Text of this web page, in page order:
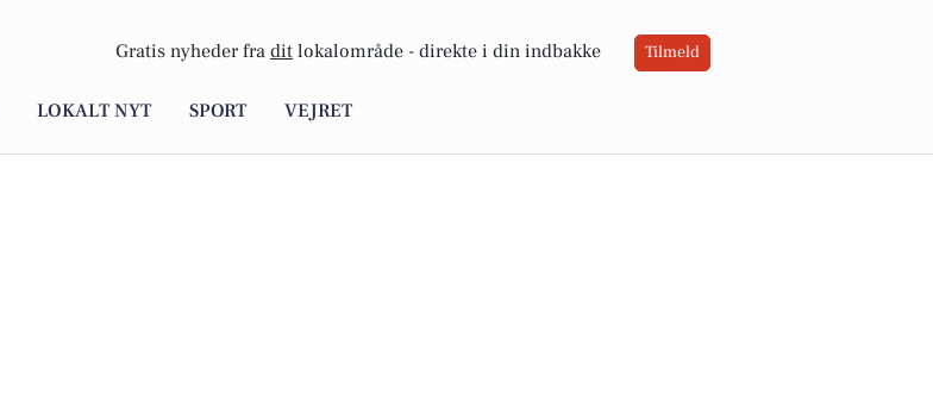
Gratis nyheder fra dit lokalområde - direkte i din indbakke Tilmeld
LOKALT NYT SPORT VEJRET